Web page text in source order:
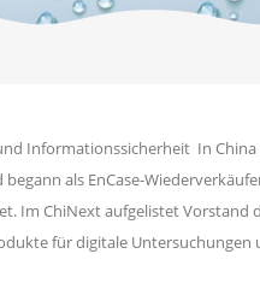
Informationssicherheit In
als EnCase-
Im ChiNext aufgelistet Vorstand
für digitale Untersuchungen